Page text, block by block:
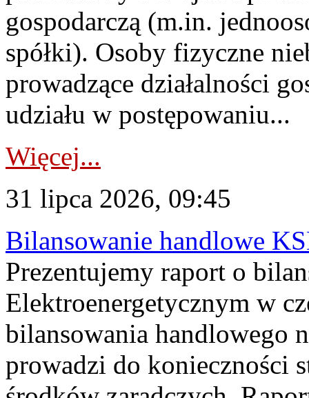
gospodarczą (m.in.
spółki). Osoby fizyczne
prowadzące działalności
udziału w postępowaniu...
Więcej...
31 lipca 2026, 09:45
Bilansowanie handlowe
Prezentujemy raport o
Elektroenergetycznym w
bilansowania handlowego
prowadzi do konieczności